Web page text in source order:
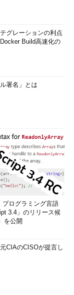
ある。その場合は
ていただきたい。
メニューから選択
グレーションの利点
Build高速化の
署名」とは
プログラミング言語
3.4」のリリース候
を公開
CIAのCISOが提言し